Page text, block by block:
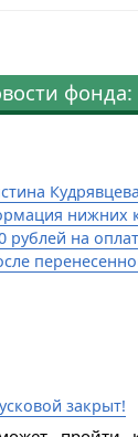
фонда:
нижних
рублей на
закрыт!